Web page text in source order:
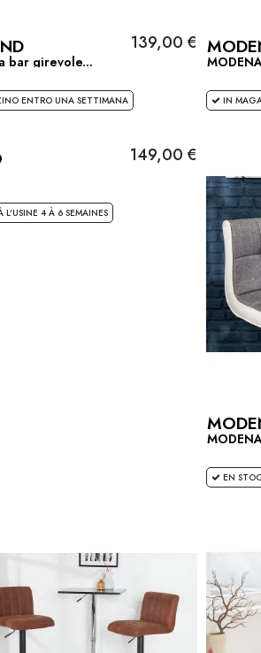
bar girevole...
139,00 €
ENTRO UNA SETTIMANA IN
149,00 €
4 À 6 SEMAINES
EN